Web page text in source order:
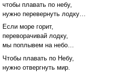
чтобы плавать по небу,
нужно перевернуть лодку…
Если море горит,
переворачивай лодку,
мы поплывем на небо…
Чтобы плавать по Небу,
нужно отвергнуть мир.